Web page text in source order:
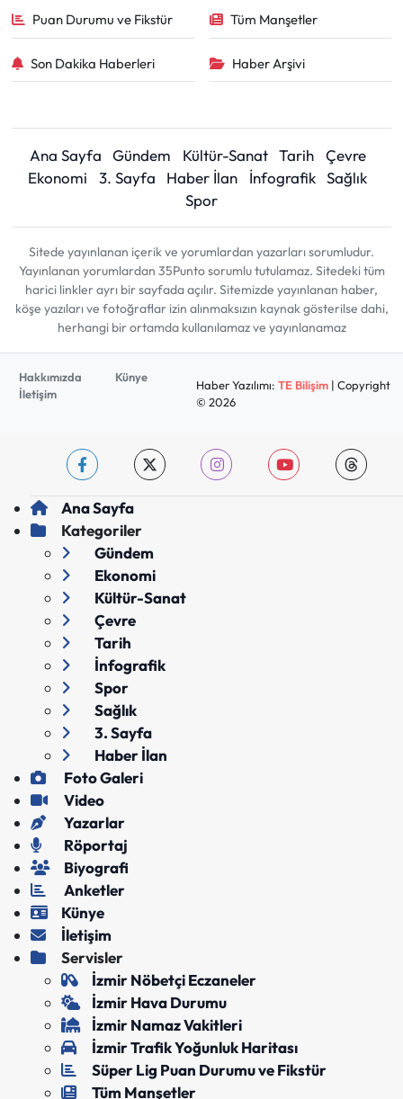
Puan Durumu ve Fikstür Tüm Manşetler
Son Dakika Haberleri Haber Arşivi
Ana Sayfa Gündem Kültür-Sanat Tarih
Çevre
Ekonomi
3. Sayfa Haber İlan İnfografik Sağlık
Spor
Sitede yayınlanan içerik ve yorumlardan yazarları sorumludur.
Yayınlanan yorumlardan 35Punto sorumlu tutulamaz. Sitedeki tüm
harici linkler ayrı bir sayfada açılır. Sitemizde yayınlanan haber,
köşe yazıları ve fotoğraflar izin alınmaksızın kaynak gösterilse dahi,
herhangi bir ortamda kullanılamaz ve yayınlanamaz
Hakkımızda
Künye
İletişim
Haber Yazılımı: TE Bilişim| Copyright
© 2026
Ana Sayfa
Kategoriler
Gündem
Ekonomi
Kültür-Sanat
Çevre
Tarih
İnfografik
Spor
Sağlık
3. Sayfa
Haber İlan
Foto Galeri
Video
Yazarlar
Röportaj
Biyografi
Anketler
Künye
İletişim
Servisler
İzmir Nöbetçi Eczaneler
İzmir Hava Durumu
İzmir Namaz Vakitleri
İzmir Trafik Yoğunluk Haritası
Süper Lig Puan Durumu ve Fikstür
Tüm Manşetler